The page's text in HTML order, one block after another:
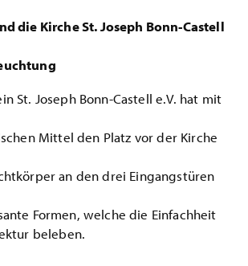
die Kirche St. Joseph Bonn-Castell
St. Joseph Bonn-Castell e.V. hat mit
Mittel den Platz vor der Kirche
an den drei Eingangstüren
Formen, welche die Einfachheit
beleben.